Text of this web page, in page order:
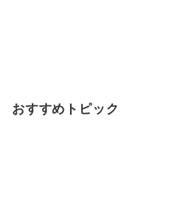
おすすめトピック